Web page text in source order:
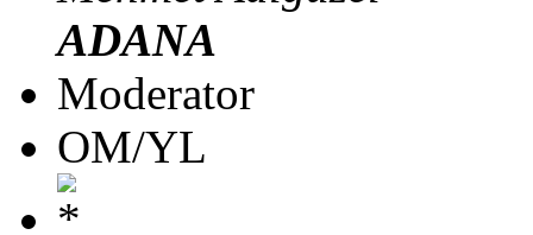
ADANA
Moderator
OM/YL